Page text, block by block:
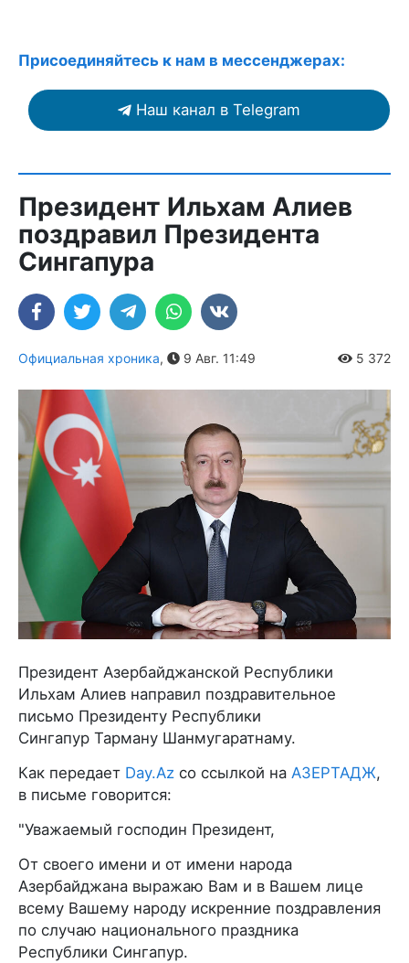
Присоединяйтесь к нам в мессенджерах:
Наш канал в Telegram
Президент Ильхам Алиев
поздравил Президента
Сингапура
Официальная хроника, 9 Авг. 11:49 5 372
Президент Азербайджанской Республики
Ильхам Алиев направил поздравительное
письмо Президенту Республики
Сингапур Тарману Шанмугаратнаму.
Как передает Day.Az со ссылкой на АЗЕРТАДЖ,
в письме говорится:
"Уважаемый господин Президент,
От своего имени и от имени народа
Азербайджана выражаю Вам и в Вашем лице
всему Вашему народу искренние поздравления
по случаю национального праздника
Республики Сингапур.